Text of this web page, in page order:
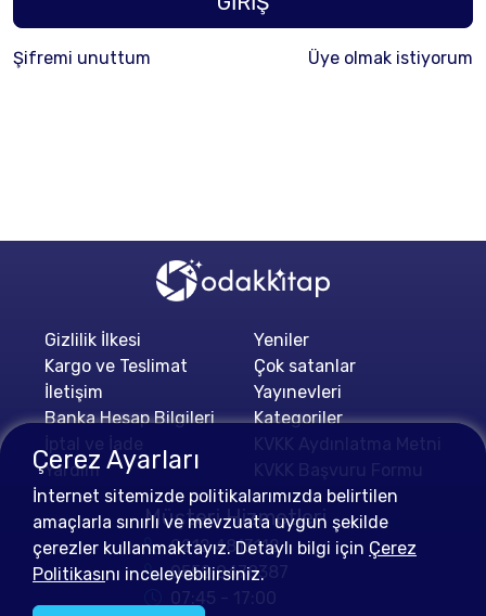
Şifremi unuttum Üye olmak istiyorum
Gizlilik İlkesi
Kargo ve Teslimat
İletişim
Banka Hesap Bilgileri
Yardım
Yeniler
Çok satanlar
Yayınevleri
Kategoriler
Müşteri Hizmetleri
0212 4813112
0552 0478387
07:45 - 17:00
Çerez Ayarları
İnternet sitemizde politikalarımızda belirtilen
amaçlarla sınırlı ve mevzuata uygun şekilde
çerezler kullanmaktayız. Detaylı bilgi için Çerez
Politikasını inceleyebilirsiniz.